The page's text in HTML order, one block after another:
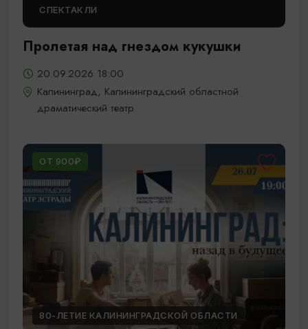
СПЕКТАКЛИ
Пролетая над гнездом кукушки
20.09.2026 18:00
Калининград, Калининградский областной
драматический театр
ОТ 900₽
80-ЛЕТИЕ КАЛИНИНГРАДСКОЙ ОБЛАСТИ